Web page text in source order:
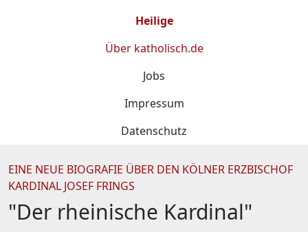
Heilige
Über katholisch.de
Jobs
Impressum
Datenschutz
EINE NEUE BIOGRAFIE ÜBER DEN KÖLNER ERZBISCHOF
KARDINAL JOSEF FRINGS
"Der rheinische Kardinal"